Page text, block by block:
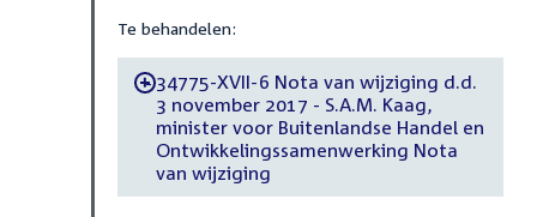
Te behandelen:
-34775-XVII-6 Nota van wijziging d.d.
3 november 2017 - S.A.M. Kaag,
minister voor Buitenlandse Handel en
Ontwikkelingssamenwerking Nota
van wijziging